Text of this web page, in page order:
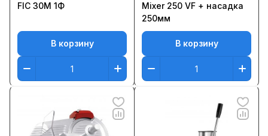
FIC 30M 1Ф
В корзину
Mixer 250 VF + насадка
250мм
В корзину